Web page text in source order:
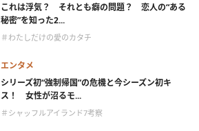
これは浮気？ それとも癖の問題？ 恋人の“ある
秘密”を知った2...
＃わたしだけの愛のカタチ
エンタメ
シリーズ初“強制帰国”の危機と今シーズン初キ
ス！ 女性が沼るモ...
＃シャッフルアイランド7考察